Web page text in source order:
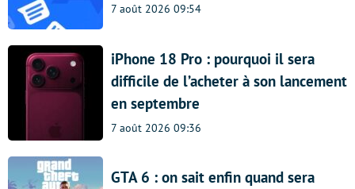
7 août 2026 09:54
iPhone 18 Pro : pourquoi il sera
difficile de l’acheter à son lancement
en septembre
7 août 2026 09:36
GTA 6 : on sait enfin quand sera